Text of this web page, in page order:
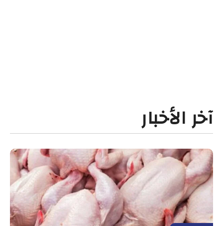
آخر الأخبار